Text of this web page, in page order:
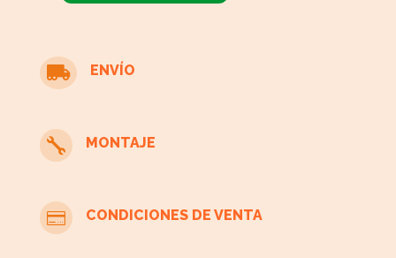
puertas
cantidad
 ENVÍO
 MONTAJE
 CONDICIONES DE VENTA